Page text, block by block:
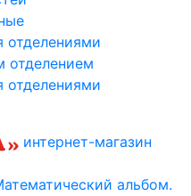
отделениями
отделением
отделениями
интернет-магазин
альбом.